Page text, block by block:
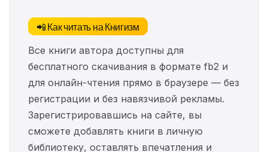
📲 Как читать на Книгизм
Все книги автора доступны для
бесплатного скачивания в формате fb2 и
для онлайн-чтения прямо в браузере — без
регистрации и без навязчивой рекламы.
Зарегистрировавшись на сайте, вы
сможете добавлять книги в личную
библиотеку, оставлять впечатления и